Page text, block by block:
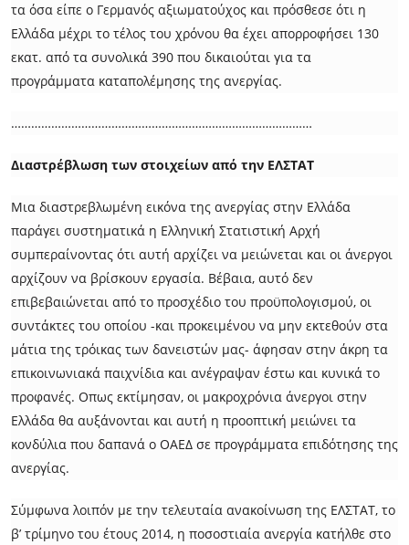
τα όσα είπε ο Γερμανός αξιωματούχος και πρόσθεσε ότι η
Ελλάδα μέχρι το τέλος του χρόνου θα έχει απορροφήσει 130
εκατ. από τα συνολικά 390 που δικαιούται για τα
προγράμματα καταπολέμησης της ανεργίας.
………………………………………………………………………………
Διαστρέβλωση των στοιχείων από την ΕΛΣΤΑΤ
Μια διαστρεβλωμένη εικόνα της ανεργίας στην Ελλάδα
παράγει συστηματικά η Ελληνική Στατιστική Αρχή
συμπεραίνοντας ότι αυτή αρχίζει να μειώνεται και οι άνεργοι
αρχίζουν να βρίσκουν εργασία. Βέβαια, αυτό δεν
επιβεβαιώνεται από το προσχέδιο του προϋπολογισμού, οι
συντάκτες του οποίου -και προκειμένου να μην εκτεθούν στα
μάτια της τρόικας των δανειστών μας- άφησαν στην άκρη τα
επικοινωνιακά παιχνίδια και ανέγραψαν έστω και κυνικά το
προφανές. Οπως εκτίμησαν, οι μακροχρόνια άνεργοι στην
Ελλάδα θα αυξάνονται και αυτή η προοπτική μειώνει τα
κονδύλια που δαπανά ο ΟΑΕΔ σε προγράμματα επιδότησης της
ανεργίας.
Σύμφωνα λοιπόν με την τελευταία ανακοίνωση της ΕΛΣΤΑΤ, το
β’ τρίμηνο του έτους 2014, η ποσοστιαία ανεργία κατήλθε στο